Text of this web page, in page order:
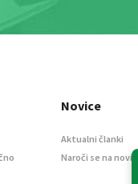
Novice
Aktualni članki
Naroči se na novice